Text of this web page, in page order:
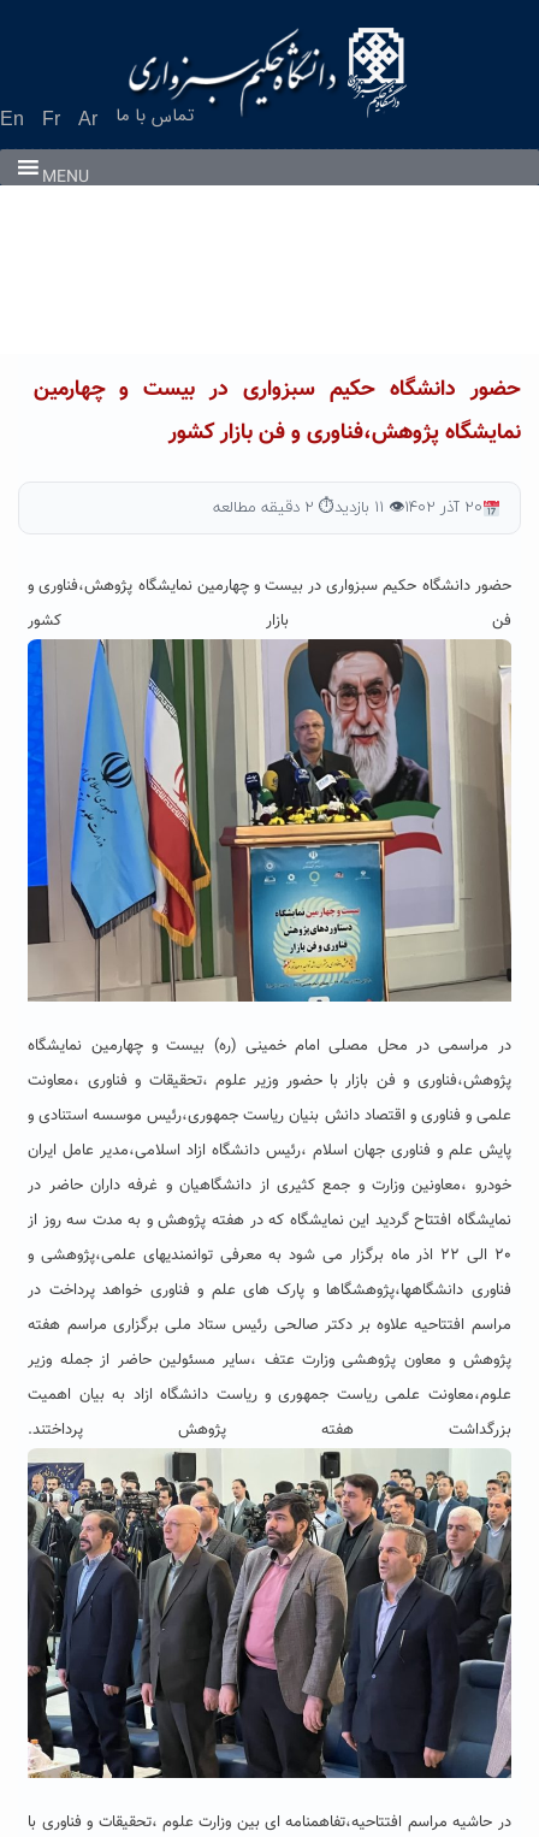
En Fr Ar تماس با ما
MENU
حضور دانشگاه حکیم سبزواری در بیست و چهارمین
نمایشگاه پژوهش،فناوری و فن بازار کشور
۲۰ آذر ۱۴۰۲ 👁 ۱۱ بازدید ⏱ ۲ دقیقه مطالعه
حضور دانشگاه حکیم سبزواری در بیست و چهارمین نمایشگاه پژوهش،فناوری و
فن بازار کشور
در مراسمی در محل مصلی امام خمینی (ره) بیست و چهارمین نمایشگاه
پژوهش،فناوری و فن بازار با حضور وزیر علوم ،تحقیقات و فناوری ،معاونت
علمی و فناوری و اقتصاد دانش بنیان ریاست جمهوری،رئیس موسسه استنادی و
پایش علم و فناوری جهان اسلام ،رئیس دانشگاه ازاد اسلامی،مدیر عامل ایران
خودرو ،معاونین وزارت و جمع کثیری از دانشگاهیان و غرفه داران حاضر در
نمایشگاه افتتاح گردید این نمایشگاه که در هفته پژوهش و به مدت سه روز از
٢٠ الی ٢٢ اذر ماه برگزار می شود به معرفی توانمندیهای علمی،پژوهشی و
فناوری دانشگاهها،پژوهشگاها و پارک های علم و فناوری خواهد پرداخت در
مراسم افتتاحیه علاوه بر دکتر صالحی رئیس ستاد ملی برگزاری مراسم هفته
پژوهش و معاون پژوهشی وزارت عتف ،سایر مسئولین حاضر از جمله وزیر
علوم،معاونت علمی ریاست جمهوری و ریاست دانشگاه ازاد به بیان اهمیت
بزرگداشت هفته پژوهش پرداختند.
در حاشیه مراسم افتتاحیه،تفاهمنامه ای بین وزارت علوم ،تحقیقات و فناوری با